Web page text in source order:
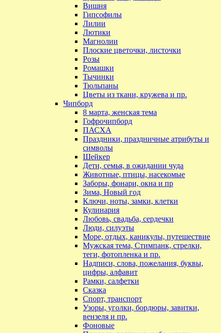
Вишня
Гипсофилы
Лилии
Лютики
Магнолии
Плоские цветочки, листочки
Розы
Ромашки
Тычинки
Тюльпаны
Цветы из ткани, кружева и пр.
Чипборд
8 марта, женская тема
Гофрочипборд
ПАСХА
Праздники, праздничные атрибуты и
символы
Шейкер
Дети, семья, в ожидании чуда
Животные, птицы, насекомые
Заборы, фонари, окна и пр
Зима, Новый год
Ключи, ноты, замки, клетки
Кулинария
Любовь, свадьба, сердечки
Люди, силуэты
Море, отдых, каникулы, путешествие
Мужская тема, Стимпанк, стрелки,
теги, фотопленка и пр.
Надписи, слова, пожелания, буквы,
цифры, алфавит
Рамки, салфетки
Сказка
Спорт, транспорт
Узоры, уголки, бордюры, завитки,
вензеля и пр.
Фоновые